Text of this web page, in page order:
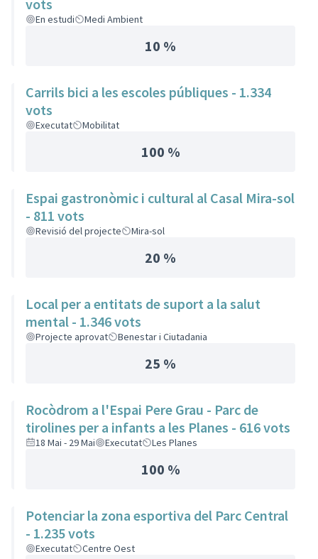
vots
En estudi Medi Ambient
10 %
Carrils bici a les escoles públiques - 1.334
vots
Executat Mobilitat
100 %
Espai gastronòmic i cultural al Casal Mira-sol
- 811 vots
Revisió del projecte Mira-sol
20 %
Local per a entitats de suport a la salut
mental - 1.346 vots
Projecte aprovat Benestar i Ciutadania
25 %
Rocòdrom a l'Espai Pere Grau - Parc de
tirolines per a infants a les Planes - 616 vots
18 Mai - 29 Mai Executat Les Planes
100 %
Potenciar la zona esportiva del Parc Central
- 1.235 vots
Executat Centre Oest